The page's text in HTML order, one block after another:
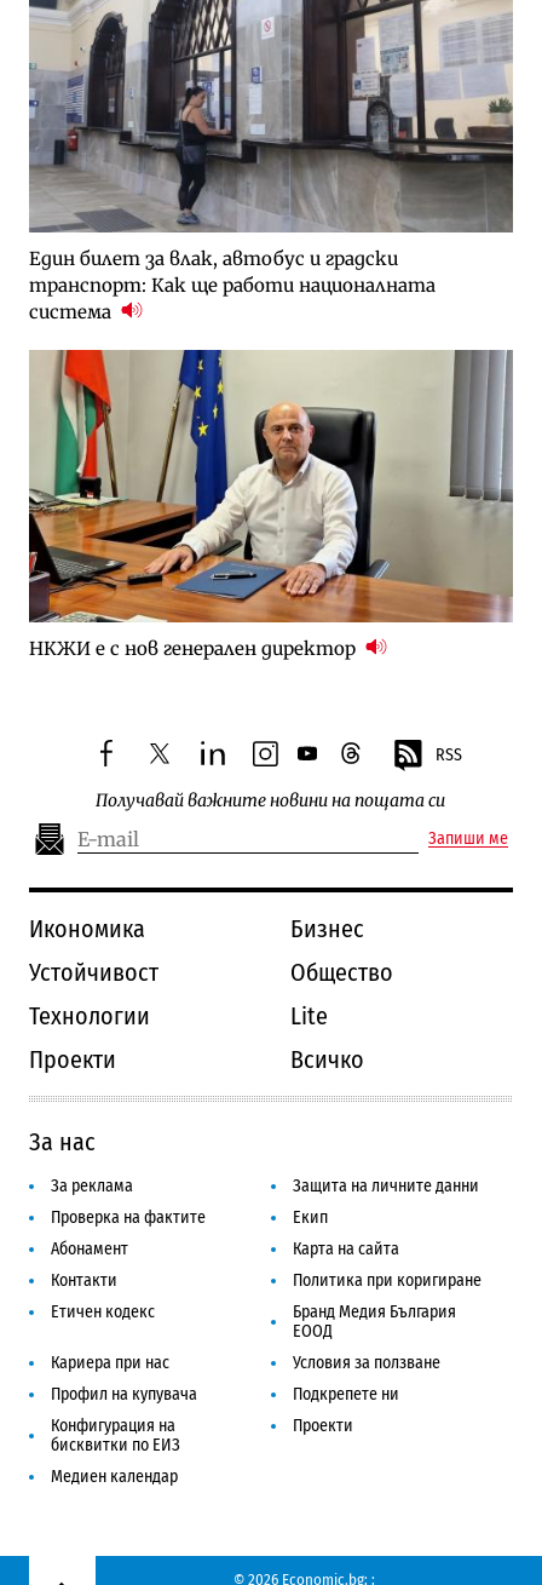
Един билет за влак, автобус и градски
транспорт: Как ще работи националната
система
НКЖИ е с нов генерален директор
facebooktwitterlinkedininstagram
youtubethreads RSS
Получавай важните новини на пощата си
Запиши ме
Икономика
Бизнес
Устойчивост
Общество
Технологии
Lite
Проекти
Всичко
За нас
За реклама
Защита на личните данни
Проверка на фактите
Екип
Абонамент
Карта на сайта
Контакти
Политика при коригиране
Етичен кодекс
Бранд Медия България
ЕООД
Кариера при нас
Условия за ползване
Профил на купувача
Подкрепете ни
Конфигурация на
бисквитки по ЕИЗ
Проекти
Медиен календар
© 2026 Economic.bg; ;